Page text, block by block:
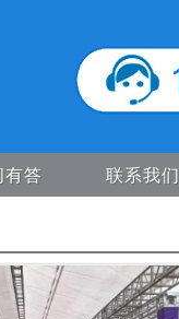
有答 联系我们